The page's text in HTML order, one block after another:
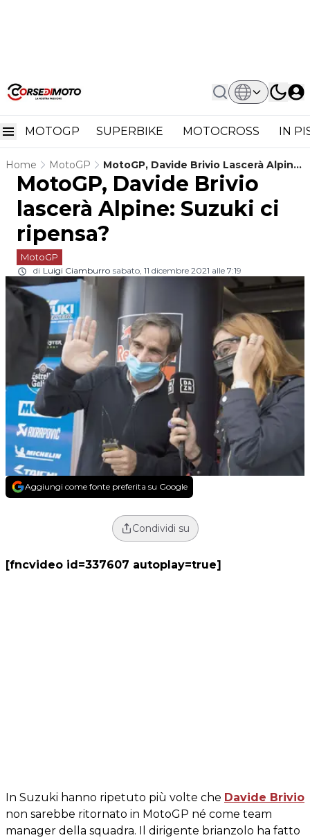
MOTOGP SUPERBIKE MOTOCROSS IN
Home MotoGP
MotoGP, Davide Brivio Lascerà Alpine:
Suzuki Ci Ripensa?
MotoGP, Davide Brivio
lascerà Alpine: Suzuki ci
ripensa?
MotoGP
di Luigi Ciamburro sabato, 11 dicembre 2021 alle 7:19
Aggiungi come fonte preferita su Google
Condividi su
[fncvideo id=337607 autoplay=true]
In Suzuki hanno ripetuto più volte che Davide Brivio
non sarebbe ritornato in MotoGP né come team
manager della squadra. Il dirigente brianzolo ha fatto